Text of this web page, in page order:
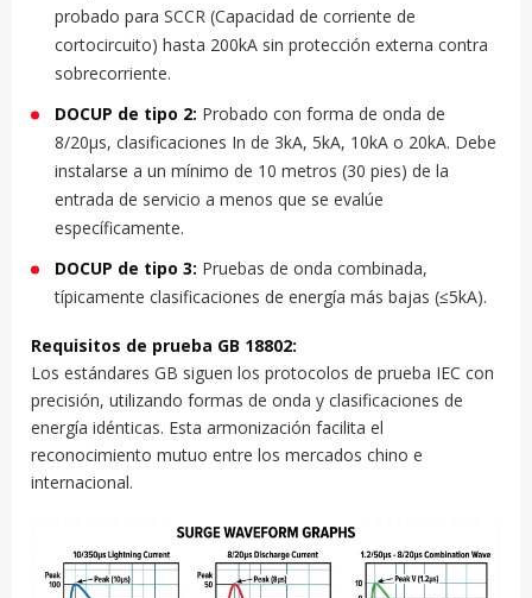
probado para SCCR (Capacidad de corriente de
cortocircuito) hasta 200kA sin protección externa contra
sobrecorriente.
DOCUP de tipo 2: Probado con forma de onda de
8/20μs, clasificaciones In de 3kA, 5kA, 10kA o 20kA. Debe
instalarse a un mínimo de 10 metros (30 pies) de la
entrada de servicio a menos que se evalúe
específicamente.
DOCUP de tipo 3: Pruebas de onda combinada,
típicamente clasificaciones de energía más bajas (≤5kA).
Requisitos de prueba GB 18802:
Los estándares GB siguen los protocolos de prueba IEC con
precisión, utilizando formas de onda y clasificaciones de
energía idénticas. Esta armonización facilita el
reconocimiento mutuo entre los mercados chino e
internacional.